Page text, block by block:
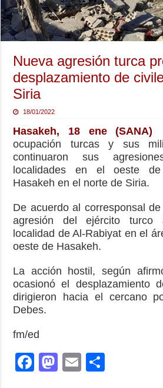
Nueva agresión turca
desplazamiento de
Siria
18/01/2022
Hasakeh, 18 ene (SANA)
ocupación turcas y sus
continuaron sus
localidades en el oeste
Hasakeh en el norte de Siria.
De acuerdo al corresponsal
agresión del ejército turco
localidad de Al-Rabiyat en el
oeste de Hasakeh.
La acción hostil, según
ocasionó el desplazamiento
dirigieron hacia el cercano
Debes.
fm/ed
F
M
E